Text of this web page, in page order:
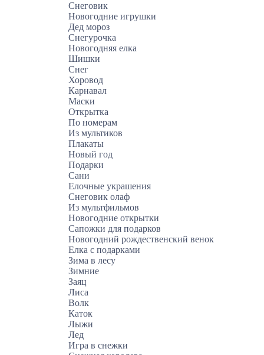
Снеговик
Новогодние игрушки
Дед мороз
Снегурочка
Новогодняя елка
Шишки
Снег
Хоровод
Карнавал
Маски
Открытка
По номерам
Из мультиков
Плакаты
Новый год
Подарки
Сани
Елочные украшения
Снеговик олаф
Из мультфильмов
Новогодние открытки
Сапожки для подарков
Новогодний рождественский венок
Елка с подарками
Зима в лесу
Зимние
Заяц
Лиса
Волк
Каток
Лыжи
Лед
Игра в снежки